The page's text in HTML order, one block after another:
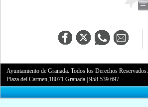
Ayuntamiento de Granada. Todos los Derechos Reservados.
Plaza del Carmen,18071 Granada |958 539 697